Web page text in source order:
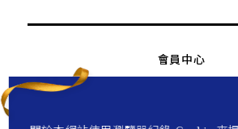
會員中心